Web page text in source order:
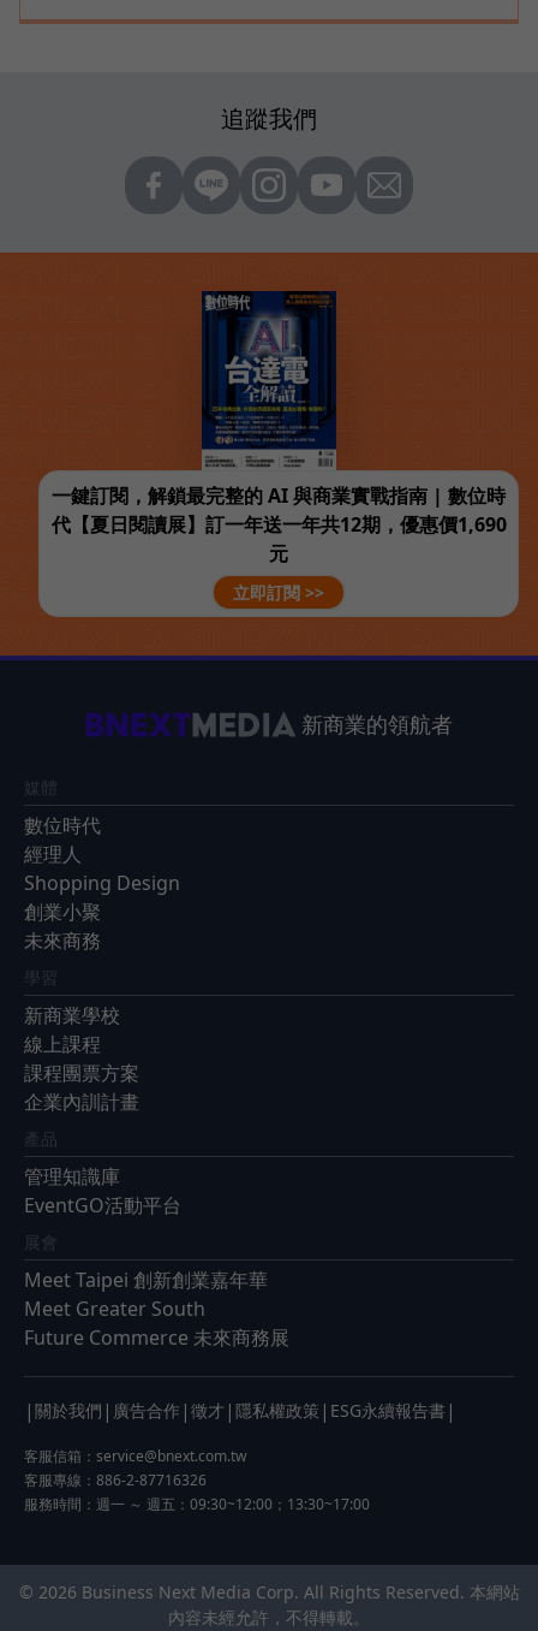
追蹤我們
一鍵訂閱，解鎖最完整的 AI 與商業實戰指南 | 數位時
代【夏日閱讀展】訂一年送一年共12期，優惠價1,690
元
立即訂閱 >>
新商業的領航者
媒體
數位時代
經理人
Shopping Design
創業小聚
未來商務
學習
新商業學校
線上課程
課程團票方案
企業內訓計畫
產品
管理知識庫
EventGO活動平台
展會
Meet Taipei 創新創業嘉年華
Meet Greater South
Future Commerce 未來商務展
| 關於我們 | 廣告合作 | 徵才 | 隱私權政策 | ESG永續報告書 |
客服信箱： service@bnext.com.tw
客服專線：886-2-87716326
服務時間：週一 ～ 週五：09:30~12:00；13:30~17:00
© 2026 Business Next Media Corp. All Rights Reserved. 本網站
內容未經允許，不得轉載。